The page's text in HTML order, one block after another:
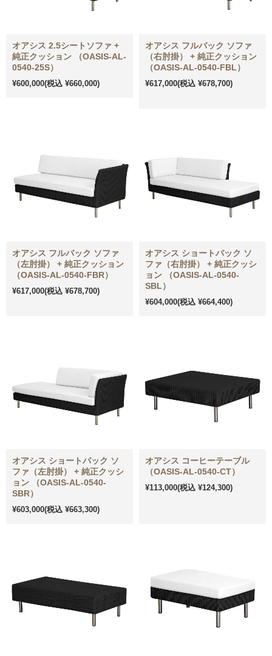
オアシス 2.5シートソファ +
純正クッション （OASIS-AL-
0540-25S）
¥600,000(税込 ¥660,000)
オアシス フルバック ソファ
（右肘掛） + 純正クッション
（OASIS-AL-0540-FBL）
¥617,000(税込 ¥678,700)
オアシス フルバック ソファ
（左肘掛） + 純正クッション
（OASIS-AL-0540-FBR）
¥617,000(税込 ¥678,700)
オアシス ショートバック ソ
ファ（右肘掛） + 純正クッシ
ョン （OASIS-AL-0540-
SBL）
¥604,000(税込 ¥664,400)
オアシス ショートバック ソ
ファ（左肘掛） + 純正クッシ
ョン （OASIS-AL-0540-
SBR）
¥603,000(税込 ¥663,300)
オアシス コーヒーテーブル
（OASIS-AL-0540-CT）
¥113,000(税込 ¥124,300)